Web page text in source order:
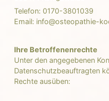
Telefon: 0170-3801039
Email: info@osteopathie-
Ihre Betroffenenrechte
Unter den angegebenen
Datenschutzbeauftragten
Rechte ausüben: